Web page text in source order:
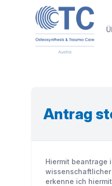
Antrag
Hiermit beantrage
wissenschaftlicher
erkenne ich